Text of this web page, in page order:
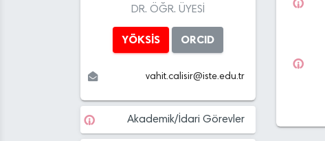
DR. ÖĞR. ÜYESİ
YÖKSİS ORCID
vahit.calisir@iste.edu.tr
Akademik/İdari Görevler